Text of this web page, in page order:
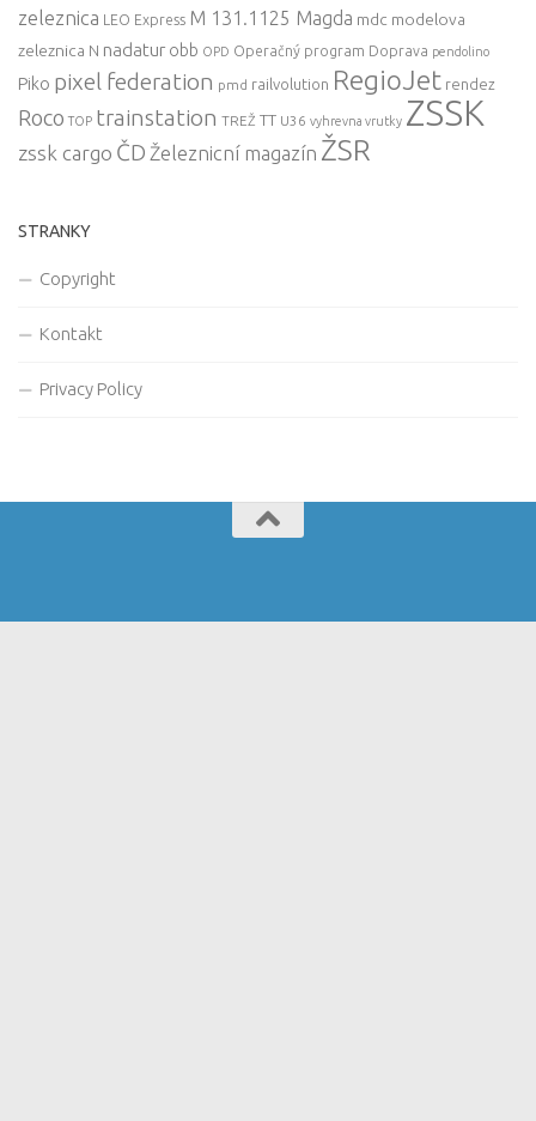
zeleznica
LEO Express M 131.1125 Magda mdc modelova
zeleznica N nadatur obb OPD Operačný program Doprava pendolino
Piko pixel federation pmd railvolution RegioJet rendez
Roco TOP trainstation TREŽ TT U36 vyhrevna vrutky ZSSK
zssk cargo ČD Železnicní magazín ŽSR
STRANKY
Copyright
Kontakt
Privacy Policy